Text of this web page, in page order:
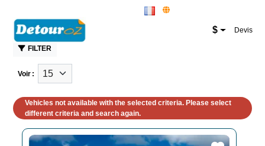
$ Devis
Van
FILTER
Voir :
Vehicles not available with the selected criteria. Please select
different criteria and search again.